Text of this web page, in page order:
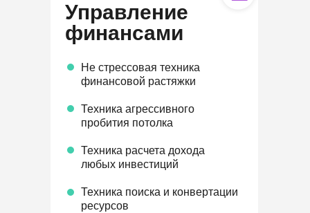
Управление
финансами
Не стрессовая техника
финансовой растяжки
Техника агрессивного
пробития потолка
Техника расчета дохода
любых инвестиций
Техника поиска и конвертации
ресурсов